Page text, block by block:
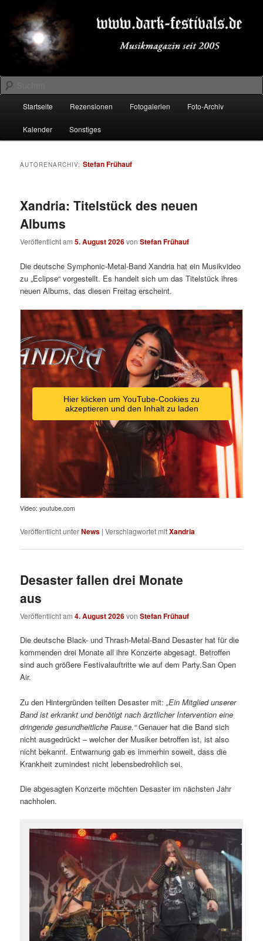
primären
Inhalt
springen
sekundären
Inhalt
springenDARK-FESTIVALS.DE
Suchen
Startseite Rezensionen Fotogalerien Foto-Archiv
Kalender Sonstiges
AUTORENARCHIV:Stefan Frühauf
Xandria: Titelstück des neuen
Albums
Veröffentlicht am5. August 2026vonStefan Frühauf
Die deutsche Symphonic-Metal-Band Xandria hat ein Musikvideo
zu „Eclipse“ vorgestellt. Es handelt sich um das Titelstück ihres
neuen Albums, das diesen Freitag erscheint.
Hier klicken um YouTube-Cookies zu
akzeptieren und den Inhalt zu laden
Video: youtube.com
Veröffentlicht unterNews |Verschlagwortet mitXandria
Desaster fallen drei Monate
aus
Veröffentlicht am4. August 2026vonStefan Frühauf
Die deutsche Black- und Thrash-Metal-Band Desaster hat für die
kommenden drei Monate all ihre Konzerte abgesagt. Betroffen
sind auch größere Festivalauftritte wie auf dem Party.San Open
Air.
Zu den Hintergründen teilten Desaster mit:„Ein Mitglied unserer
Band ist erkrankt und benötigt nach ärztlicher Intervention eine
dringende gesundheitliche Pause.“Genauer hat die Band sich
nicht ausgedrückt – welcher der Musiker betroffen ist, ist also
nicht bekannt. Entwarnung gab es immerhin soweit, dass die
Krankheit zumindest nicht lebensbedrohlich sei.
Die abgesagten Konzerte möchten Desaster im nächsten Jahr
nachholen.